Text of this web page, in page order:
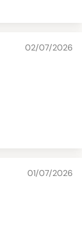
02/07/2026
01/07/2026